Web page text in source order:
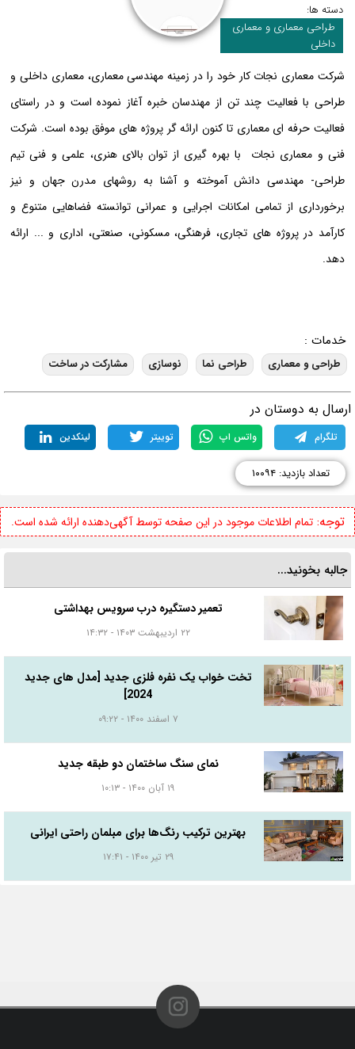
دسته ها:
طراحی معماری و معماری
داخلی
شرکت معماری نجات کار خود را در زمینه مهندسی معماری، معماری داخلی و
طراحی با فعالیت چند تن از مهندسان خبره آغاز نموده است و در راستای
فعالیت حرفه ای معماری تا کنون ارائه گر پروژه های موفق بوده است. شرکت
فنی و معماری نجات با بهره گیری از توان بالای هنری، علمی و فنی تیم
طراحی- مهندسی دانش آموخته و آشنا به روشهای مدرن جهان و نیز
برخورداری از تمامی امکانات اجرایی و عمرانی توانسته فضاهایی متنوع و
کارآمد در پروژه های تجاری، فرهنگی، مسکونی، صنعتی، اداری و ... ارائه
دهد.
خدمات :
طراحی و معماری طراحی نما نوسازی مشارکت در ساخت
به دوستان در
تلگرام واتس اپ توییتر لینکدین
تعداد بازدید: ۱۰۰۹۴
توجه:تمام اطلاعات موجود در این صفحه توسط آگهی‌دهنده ارائه شده است.
جالبه بخونید...
تعمیر دستگیره درب سرویس بهداشتی
۲۲ اردیبهشت ۱۴۰۳ - ۱۴:۳۲
تخت خواب یک نفره فلزی جدید [مدل های جدید
2024]
نمای سنگ ساختمان دو طبقه جدید
بهترین ترکیب رنگ‌ها برای مبلمان راحتی ایرانی
۲۹ تیر ۱۴۰۰ - ۱۷:۴۱